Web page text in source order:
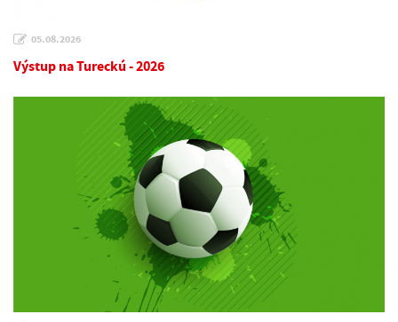
05.08.2026
Výstup na Tureckú - 2026